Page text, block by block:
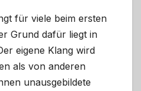
für viele beim ersten
Grund dafür liegt in
eigene Klang wird
als von anderen
unausgebildete